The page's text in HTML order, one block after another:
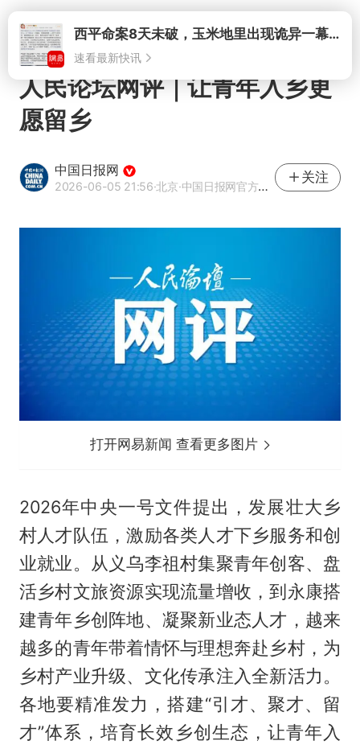
打开西平命案8天未破，玉米地里出现诡异一幕，我突然想起了欧金中
速看最新快讯
人民论坛网评｜让青年入乡更
愿留乡
中国日报网
2026-06-05 21:56·北京·中国日报网官方网易号
关注
打开网易新闻 查看更多图片
2026年中央一号文件提出，发展壮大乡
村人才队伍，激励各类人才下乡服务和创
业就业。从义乌李祖村集聚青年创客、盘
活乡村文旅资源实现流量增收，到永康搭
建青年乡创阵地、凝聚新业态人才，越来
越多的青年带着情怀与理想奔赴乡村，为
乡村产业升级、文化传承注入全新活力。
各地要精准发力，搭建“引才、聚才、留
才”体系，培育长效乡创生态，让青年入